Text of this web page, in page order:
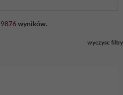
9876 wyników.
wyczysc filtry